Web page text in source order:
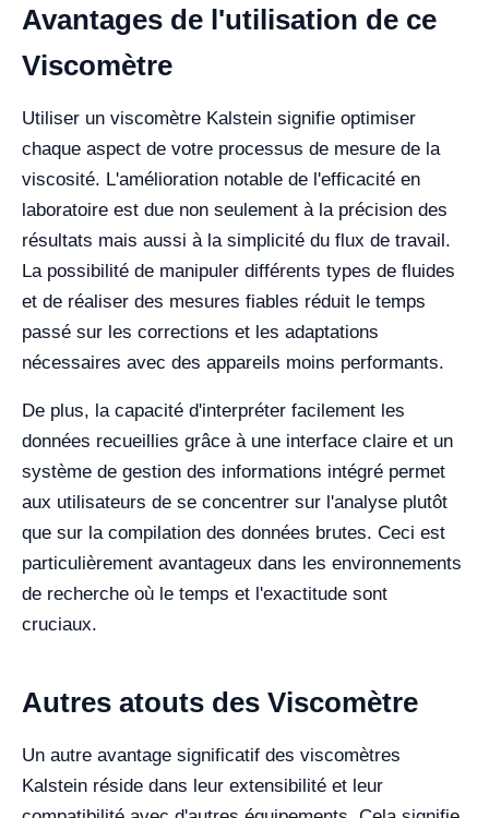
Avantages de l'utilisation de ce
Viscomètre
Utiliser un viscomètre Kalstein signifie optimiser
chaque aspect de votre processus de mesure de la
viscosité. L'amélioration notable de l'efficacité en
laboratoire est due non seulement à la précision des
résultats mais aussi à la simplicité du flux de travail.
La possibilité de manipuler différents types de fluides
et de réaliser des mesures fiables réduit le temps
passé sur les corrections et les adaptations
nécessaires avec des appareils moins performants.
De plus, la capacité d'interpréter facilement les
données recueillies grâce à une interface claire et un
système de gestion des informations intégré permet
aux utilisateurs de se concentrer sur l'analyse plutôt
que sur la compilation des données brutes. Ceci est
particulièrement avantageux dans les environnements
de recherche où le temps et l'exactitude sont
cruciaux.
Autres atouts des Viscomètre
Un autre avantage significatif des viscomètres
Kalstein réside dans leur extensibilité et leur